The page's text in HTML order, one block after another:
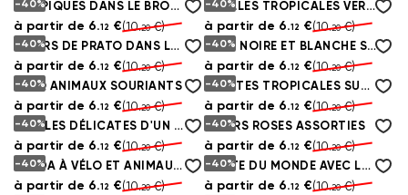
-40% TROPIQUES DANS LE BROUILLARD
à partir de 6.12 €(10.20€)
-40% FEUILLES TROPICALES VERTES
à partir de 6.12 €(10.20€)
-40% FLEURS DE PRATO DANS LE CIEL NOCTURNE
à partir de 6.12 €(10.20€)
-40% VILLE NOIRE ET BLANCHE SUR DES BRIQUES BLANCHES
à partir de 6.12 €(10.20€)
-40%
CINQ ANIMAUX SOURIANTS
à partir de 6.12 €(10.20€)
-40% PLANTES TROPICALES SUR FOND BLANC
à partir de 6.12 €(10.20€)
-40% PÉTALES DÉLICATES D'UN BOUTON DE ROSE
à partir de 6.12 €(10.20€)
-40%
FLEURS ROSES ASSORTIES
à partir de 6.12 €(10.20€)
-40% PANDA À VÉLO ET ANIMAUX AVEC DES BALLES
à partir de 6.12 €(10.20€)
-40% CARTE DU MONDE AVEC LES ANIMAUX ET LES AVIONS
à partir de 6.12 €(10.20€)